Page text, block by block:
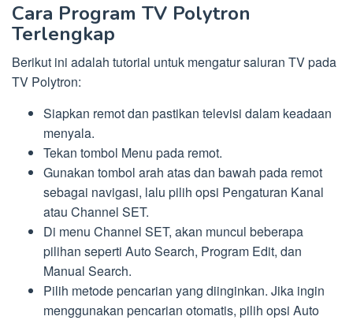
Cara Program TV Polytron
Terlengkap
Berikut ini adalah tutorial untuk mengatur saluran TV pada
TV Polytron:
Siapkan remot dan pastikan televisi dalam keadaan
menyala.
Tekan tombol Menu pada remot.
Gunakan tombol arah atas dan bawah pada remot
sebagai navigasi, lalu pilih opsi Pengaturan Kanal
atau Channel SET.
Di menu Channel SET, akan muncul beberapa
pilihan seperti Auto Search, Program Edit, dan
Manual Search.
Pilih metode pencarian yang diinginkan. Jika ingin
menggunakan pencarian otomatis, pilih opsi Auto